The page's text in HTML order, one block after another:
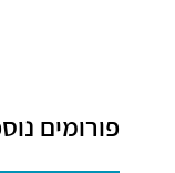
פורומים